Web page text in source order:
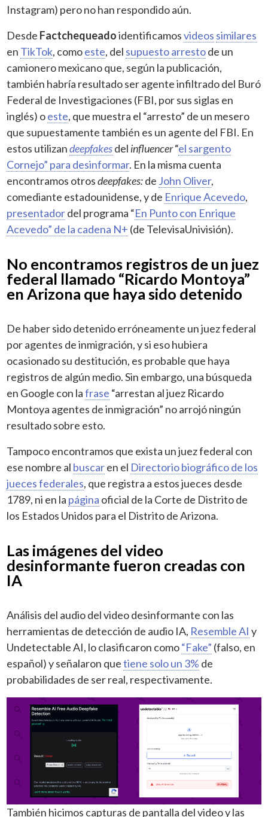
Instagram) pero no han respondido aún.
Desde Factchequeadoidentificamosvideos similares
en TikTok, comoeste, del supuesto arrestode un
camionero mexicano que, según la publicación,
también habría resultado ser agente infiltrado del Buró
Federal de Investigaciones (FBI, por sus siglas en
inglés) oeste, que muestra el “arresto” de un mesero
que supuestamente también es un agente del FBI. En
estos utilizandeepfakesdel influencer“el sargento
Cornejo” para desinformar. En la misma cuenta
encontramos otrosdeepfakes:de John Oliver,
comediante estadounidense, y de Enrique Acevedo,
presentadordel programa “En Punto con Enrique
Acevedo” de la cadena N+ (de TelevisaUnivisión).
No encontramos registros de un juez
federal llamado “Ricardo Montoya”
en Arizona que haya sido detenido
De haber sido detenido erróneamente un juez federal
por agentes de inmigración, y si eso hubiera
ocasionado su destitución, es probable que haya
registros de algún medio. Sin embargo, una búsqueda
en Google con lafrase “arrestan al juez Ricardo
Montoya agentes de inmigración” no arrojó ningún
resultado sobre esto.
Tampoco encontramos que exista un juez federal con
ese nombre al buscaren el Directorio biográfico de los
jueces federales, que registra a estos jueces desde
1789, ni en la página oficial de la Corte de Distrito de
los Estados Unidos para el Distrito de Arizona.
Las imágenes del video
desinformante fueron creadas con
IA
Análisis del audio del video desinformante con las
herramientas de detección de audio IA, Resemble AI y
Undetectable AI, lo clasificaron como“Fake” (falso, en
español) y señalaron quetiene solo un 3% de
probabilidades de ser real, respectivamente.
También hicimos capturas de pantalla del video y las